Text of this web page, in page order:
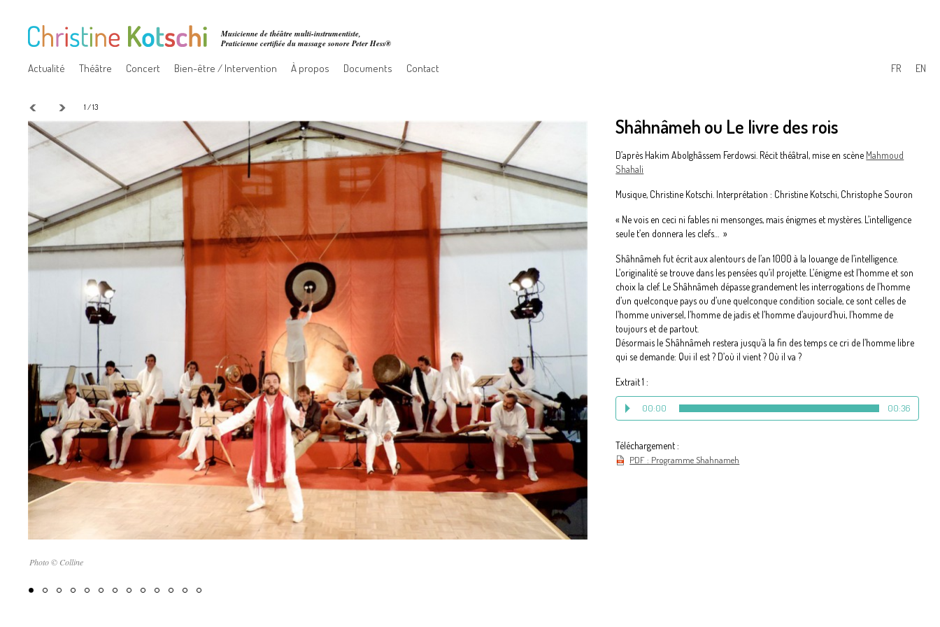
Musicienne de théâtre multi-instrumentiste,
Praticienne certifiée du massage sonore Peter Hess®
Actualité Théâtre Concert Bien-être / Intervention À propos Documents Contact FR EN
1 / 13
Photo © Colline
Shâhnâmeh ou Le livre des rois
D’après Hakim Abolghâssem Ferdowsi. Récit théâtral, mise en scène Mahmoud
Shahali
Musique, Christine Kotschi. Interprétation : Christine Kotschi, Christophe Souron
« Ne vois en ceci ni fables ni mensonges, mais énigmes et mystères. L’intelligence
seule t’en donnera les clefs… »
Shâhnâmeh fut écrit aux alentours de l’an 1000 à la louange de l’intelligence.
L’originalité se trouve dans les pensées qu’il projette. L’énigme est l’homme et son
choix la clef. Le Shâhnâmeh dépasse grandement les interrogations de l’homme
d’un quelconque pays ou d’une quelconque condition sociale, ce sont celles de
l’homme universel, l’homme de jadis et l’homme d’aujourd’hui, l’homme de
toujours et de partout.
Désormais le Shâhnâmeh restera jusqu’à la fin des temps ce cri de l’homme libre
qui se demande: Qui il est ? D’où il vient ? Où il va ?
Extrait 1 :
00:00 00:36
Téléchargement :
PDF : Programme Shahnameh